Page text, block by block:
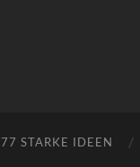
77 STARKE IDEEN